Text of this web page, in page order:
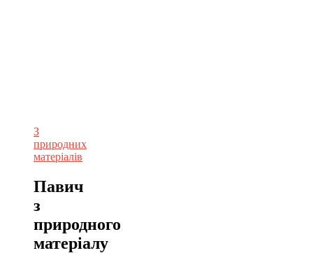
З
природних
матеріалів
Павич
з
природного
матеріалу